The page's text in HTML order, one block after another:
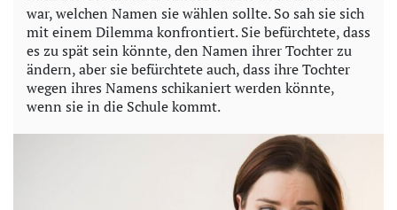
i
d
e
o
war, welchen Namen sie wählen sollte. So sah sie sich
mit einem Dilemma konfrontiert. Sie befürchtete, dass
es zu spät sein könnte, den Namen ihrer Tochter zu
ändern, aber sie befürchtete auch, dass ihre Tochter
wegen ihres Namens schikaniert werden könnte,
wenn sie in die Schule kommt.